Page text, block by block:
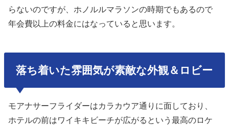
らないのですが、ホノルルマラソンの時期でもあるので
年会費以上の料金にはなっていると思います。
落ち着いた雰囲気が素敵な外観＆ロビー
モアナサーフライダーはカラカウア通りに面しており、
ホテルの前はワイキキビーチが広がるという最高のロケ